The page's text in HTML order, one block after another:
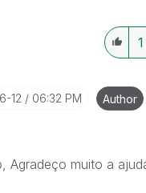
1
12 06:32 PM Author
Agradeço muito a